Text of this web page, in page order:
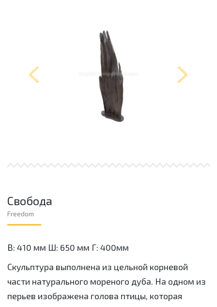
Свобода
Freedom
В: 410 мм Ш: 650 мм Г: 400мм
Скульптура выполнена из цельной корневой
части натурального мореного дуба. На одном из
перьев изображена голова птицы, которая